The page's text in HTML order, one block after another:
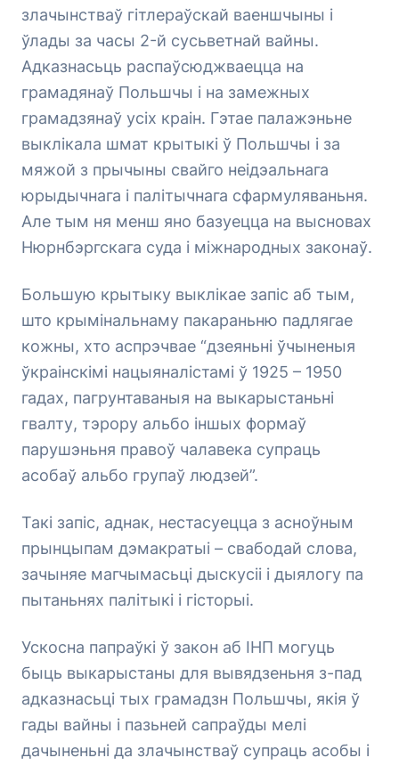
злачынстваў гітлераўскай ваеншчыны і
ўлады за часы 2-й сусьветнай вайны.
Адказнасьць распаўсюджваецца на
грамадянаў Польшчы і на замежных
грамадзянаў усіх краін. Гэтае палажэньне
выклікала шмат крытыкі ў Польшчы і за
мяжой з прычыны свайго неідэальнага
юрыдычнага і палітычнага сфармуляваньня.
Але тым ня менш яно базуецца на высновах
Нюрнбэргскага суда і міжнародных законаў.
Большую крытыку выклікае запіс аб тым,
што крымінальнаму пакараньню падлягае
кожны, хто аспрэчвае “дзеяньні ўчыненыя
ўкраінскімі нацыяналістамі ў 1925 – 1950
гадах, пагрунтаваныя на выкарыстаньні
гвалту, тэрору альбо іншых формаў
парушэньня правоў чалавека супраць
асобаў альбо групаў людзей”.
Такі запіс, аднак, нестасуецца з асноўным
прынцыпам дэмакратыі – свабодай слова,
зачыняе магчымасьці дыскусіі і дыялогу па
пытаньнях палітыкі і гісторыі.
Ускосна папраўкі ў закон аб ІНП могуць
быць выкарыстаны для вывядзеньня з-пад
адказнасьці тых грамадзн Польшчы, якія ў
гады вайны і пазьней сапраўды мелі
дачыненьні да злачынстваў супраць асобы і